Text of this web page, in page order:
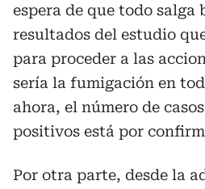
espera de que todo salga
resultados del estudio
para proceder a las
sería la fumigación en
ahora, el número de
positivos está por
Por otra parte, desde la